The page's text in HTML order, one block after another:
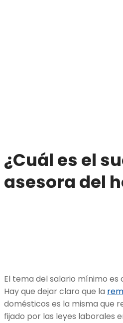
¿Cuál es el
asesora del
El tema del salario mínimo
Hay que dejar claro que la
domésticos es la misma que
fijado por las leyes laborales